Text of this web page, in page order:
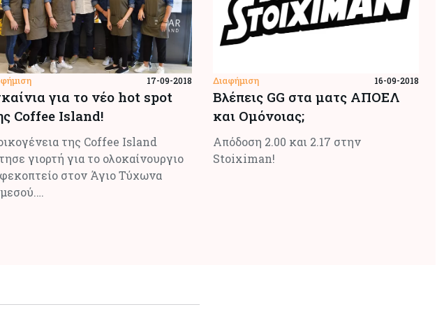
17-09-2018
για το νέο hot spot
Coffee Island!
της Coffee Island
γιορτή για το ολοκαίνουργιο
στον Άγιο Τύχωνα
Διαφήμιση 16-09-2018
Βλέπεις GG στα ματς ΑΠΟΕΛ
και Ομόνοιας;
Απόδοση 2.00 και 2.17 στην
Stoiximan!